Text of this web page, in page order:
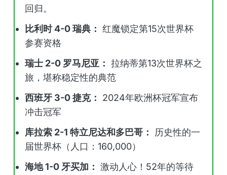
回归。
比利时 4-0 瑞典： 红魔锁定第15次世界杯
参赛资格
瑞士 2-0 罗马尼亚： 拉纳蒂第13次世界杯之
旅，堪称稳定性的典范
西班牙 3-0 捷克：
2024年欧洲杯冠军宣布
冲击冠军
库拉索 2-1 特立尼达和多巴哥：
历史性的一
届世界杯（人口：160,000）
海地 1-0 牙买加： 激动人心！52年的等待